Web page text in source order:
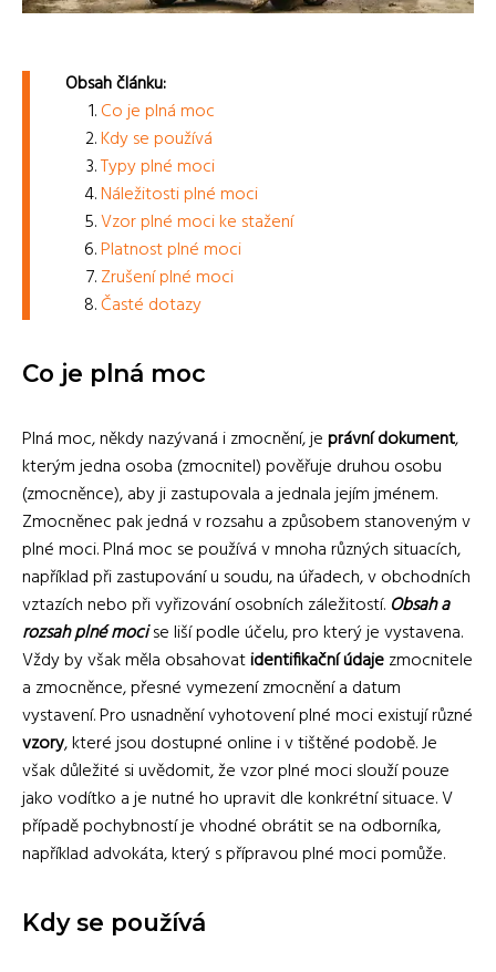
Obsah článku:
Co je plná moc
Kdy se používá
Typy plné moci
Náležitosti plné moci
Vzor plné moci ke stažení
Platnost plné moci
Zrušení plné moci
Časté dotazy
Co je plná moc
Plná moc, někdy nazývaná i zmocnění, jeprávní dokument,
kterým jedna osoba (zmocnitel) pověřuje druhou osobu
(zmocněnce), aby ji zastupovala a jednala jejím jménem.
Zmocněnec pak jedná v rozsahu a způsobem stanoveným v
plné moci. Plná moc se používá v mnoha různých situacích,
například při zastupování u soudu, na úřadech, v obchodních
vztazích nebo při vyřizování osobních záležitostí. Obsah a
rozsah plné mocise liší podle účelu, pro který je vystavena.
Vždy by však měla obsahovatidentifikační údajezmocnitele
a zmocněnce, přesné vymezení zmocnění a datum
vystavení. Pro usnadnění vyhotovení plné moci existují různé
vzory, které jsou dostupné online i v tištěné podobě. Je
však důležité si uvědomit, že vzor plné moci slouží pouze
jako vodítko a je nutné ho upravit dle konkrétní situace. V
případě pochybností je vhodné obrátit se na odborníka,
například advokáta, který s přípravou plné moci pomůže.
Kdy se používá